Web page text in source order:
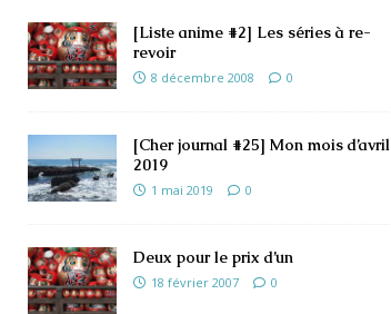
[Liste anime #2] Les séries à re-
revoir
8 décembre 2008 0
[Cher journal #25] Mon mois d’avril
2019
1 mai 2019 0
Deux pour le prix d’un
18 février 2007 0